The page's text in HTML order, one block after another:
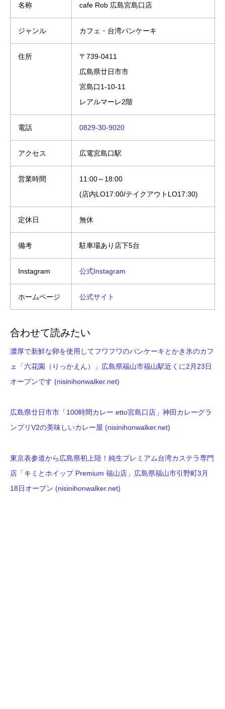
名称 cafe Rob 広島宮島口店
ジャンル カフェ・台湾パンケーキ
住所
〒739-0411
広島県廿日市市
宮島口1-10-11
レアルマーレ2階
電話 0829-30-9020
アクセス 広電宮島口駅
営業時間
11:00～18:00
(店内LO17:00/テイクアウトLO17:30)
定休日 無休
備考 駐車場あり店下5台
Instagram 公式Instagram
ホームページ 公式サイト
合わせて読みたい
濃厚で新鮮な卵を使用してフワフワのパンケーキとかき氷のカフ
ェ「六花園（りっかえん）」広島県福山市福山駅近くに2月23日
オープンです (nisinihonwalker.net)
広島県廿日市市「100時間カレー etto宮島口店」神田カレーグラ
ンプリV2の美味しいカレー屋 (nisinihonwalker.net)
東京表参道から広島県初上陸！純生プレミアム台湾カステラ専門
店「キミとホイップ Premium 福山店」広島県福山市引野町3月
18日オープン (nisinihonwalker.net)